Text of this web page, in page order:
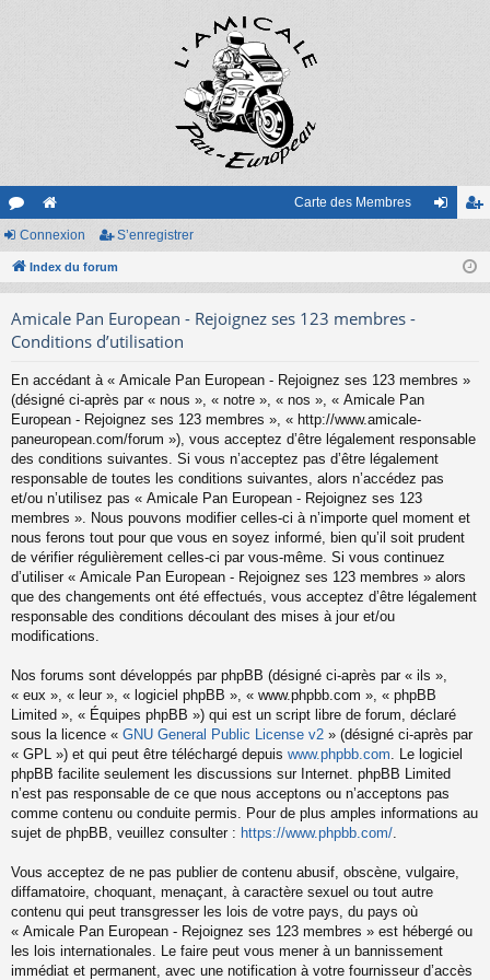
or
u
s
e
sit
Carte des Membres
nr
Connexion S’enregistrer
Index du forum
Amicale Pan European - Rejoignez ses 123 membres -
Conditions d’utilisation
En accédant à « Amicale Pan European - Rejoignez ses 123 membres »
(désigné ci-après par « nous », « notre », « nos », « Amicale Pan
European - Rejoignez ses 123 membres », « http://www.amicale-
paneuropean.com/forum »), vous acceptez d’être légalement responsable
des conditions suivantes. Si vous n’acceptez pas d’être légalement
responsable de toutes les conditions suivantes, alors n’accédez pas
et/ou n’utilisez pas « Amicale Pan European - Rejoignez ses 123
membres ». Nous pouvons modifier celles-ci à n’importe quel moment et
nous ferons tout pour que vous en soyez informé, bien qu’il soit prudent
de vérifier régulièrement celles-ci par vous-même. Si vous continuez
d’utiliser « Amicale Pan European - Rejoignez ses 123 membres » alors
que des changements ont été effectués, vous acceptez d’être légalement
responsable des conditions découlant des mises à jour et/ou
modifications.
Nos forums sont développés par phpBB (désigné ci-après par « ils »,
« eux », « leur », « logiciel phpBB », « www.phpbb.com », « phpBB
Limited », « Équipes phpBB ») qui est un script libre de forum, déclaré
sous la licence « GNU General Public License v2 » (désigné ci-après par
« GPL ») et qui peut être téléchargé depuis www.phpbb.com . Le logiciel
phpBB facilite seulement les discussions sur Internet. phpBB Limited
n’est pas responsable de ce que nous acceptons ou n’acceptons pas
comme contenu ou conduite permis. Pour de plus amples informations au
sujet de phpBB, veuillez consulter : https://www.phpbb.com/
Vous acceptez de ne pas publier de contenu abusif, obscène, vulgaire,
diffamatoire, choquant, menaçant, à caractère sexuel ou tout autre
contenu qui peut transgresser les lois de votre pays, du pays où
« Amicale Pan European - Rejoignez ses 123 membres » est hébergé ou
les lois internationales. Le faire peut vous mener à un bannissement
immédiat et permanent, avec une notification à votre fournisseur d’accès